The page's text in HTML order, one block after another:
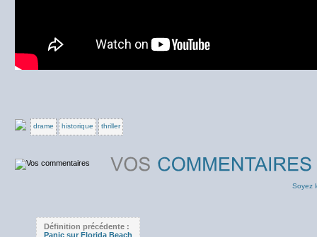
drame historique thriller
Soyez
Définition précédente :
Panic sur Florida Beach